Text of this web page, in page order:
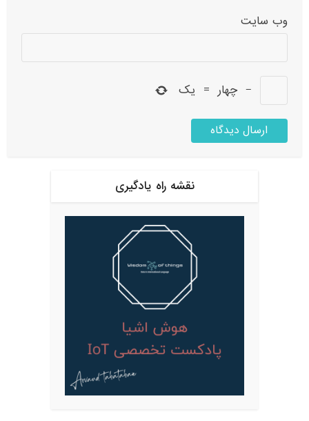
وب‌ سایت
− چهار = یک
نقشه راه یادگیری